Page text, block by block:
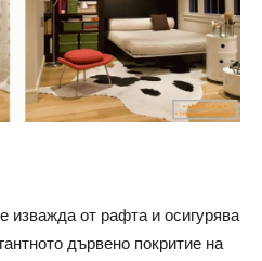
изважда от рафта и осигурява
дървено покритие на